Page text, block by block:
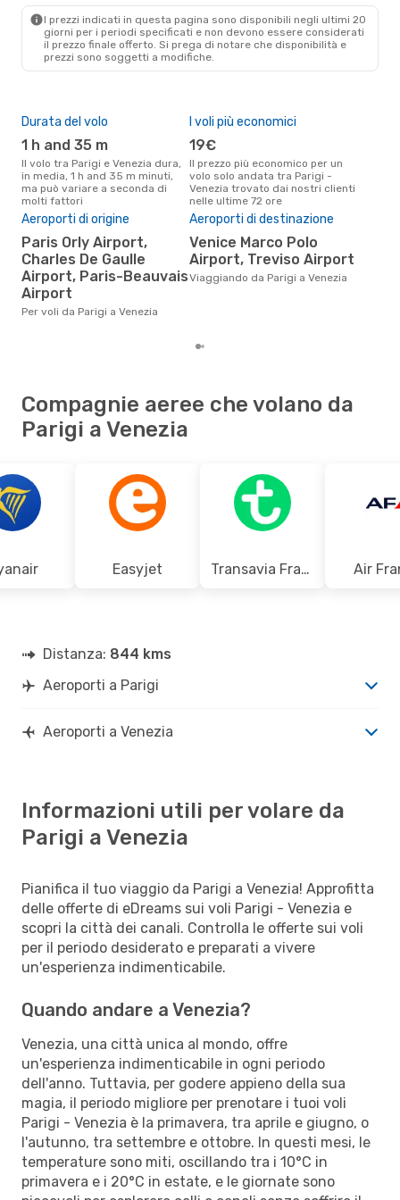
I prezzi indicati in questa pagina sono disponibili negli ultimi 20
giorni per i periodi specificati e non devono essere considerati
il ​​prezzo finale offerto. Si prega di notare che disponibilità e
prezzi sono soggetti a modifiche.
Durata del volo
1 h and 35 m
Il volo tra Parigi e Venezia dura,
in media, 1 h and 35 m minuti,
ma può variare a seconda di
molti fattori
I voli più economici
19€
Il prezzo più economico per un
volo solo andata tra Parigi -
Venezia trovato dai nostri clienti
nelle ultime 72 ore
Aeroporti di origine
Paris Orly Airport,
Charles De Gaulle
Airport, Paris-Beauvais
Airport
Per voli da Parigi a Venezia
Aeroporti di destinazione
Venice Marco Polo
Airport, Treviso Airport
Viaggiando da Parigi a Venezia
Compagnie aeree che volano da
Parigi a Venezia
Easyjet Transavia France Air
Distanza: 844 kms
Aeroporti a Parigi
Aeroporti a Venezia
Informazioni utili per volare da
Parigi a Venezia
Pianifica il tuo viaggio da Parigi a Venezia! Approfitta
delle offerte di eDreams sui voli Parigi - Venezia e
scopri la città dei canali. Controlla le offerte sui voli
per il periodo desiderato e preparati a vivere
un'esperienza indimenticabile.
Quando andare a Venezia?
Venezia, una città unica al mondo, offre
un'esperienza indimenticabile in ogni periodo
dell'anno. Tuttavia, per godere appieno della sua
magia, il periodo migliore per prenotare i tuoi voli
Parigi - Venezia è la primavera, tra aprile e giugno, o
l'autunno, tra settembre e ottobre. In questi mesi, le
temperature sono miti, oscillando tra i 10°C in
primavera e i 20°C in estate, e le giornate sono